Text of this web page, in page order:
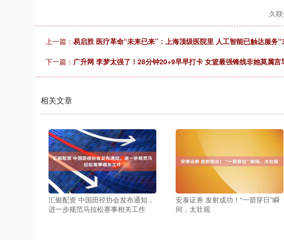
久
上一篇： 易启胜 医疗革命“未来已来”：上海顶级医院里 人工智能已触达服务“
下一篇： 广升网 李梦太强了！28分钟20+9早早打卡 女篮最强锋线非她莫属宫
相关文章
汇银配资 中国田径协会发布通知，
进一步规范马拉松赛事相关工作
安泰证券 发射成功！“一箭穿日”瞬
间，太壮观